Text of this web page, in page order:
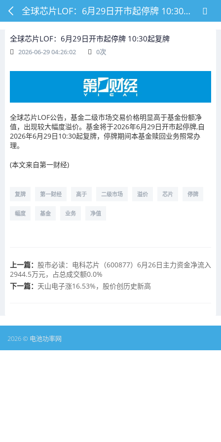
全球芯片LOF：6月29日开市起停牌 10:30起复牌
全球芯片LOF：6月29日开市起停牌 10:30起复牌
2026-06-29 04:26:02 0次
全球芯片LOF公告，基金二级市场交易价格明显高于基金份额净
值，出现较大幅度溢价。基金将于2026年6月29日开市起停牌,自
2026年6月29日10:30起复牌，停牌期间本基金赎回业务照常办
理。
(本文来自第一财经)
复牌 第一财经 高于 二级市场 溢价 芯片 停牌
幅度 基金 业务 净值
上一篇： 股市必读：电科芯片（600877）6月26日主力资金净流入
2944.5万元，占总成交额0.0%
下一篇： 天山电子涨16.53%，股价创历史新高
2026 © 电池功率网